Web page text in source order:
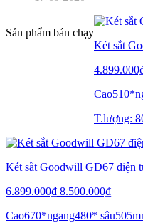
Sản phẩm bán chạy
Két sắt
T.lượng:
Két sắt Goodwill GD67 điện
6.899.000₫ 8.500.000₫
Cao670*ngang480*